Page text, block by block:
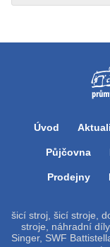
Úvod
Půjčovna
Prodejny
šicí stroj, šicí stroje,
stroje, náhradní
Singer, SWF